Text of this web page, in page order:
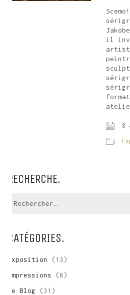
il
8
RECHERCHE.
CATÉGORIES.
Exposition
(13)
Impressions (8)
Le Blog (31)